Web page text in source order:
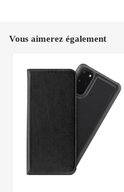
Vous aimerez également